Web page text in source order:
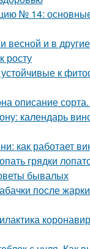
№ 14:
весной и в
росту
к
описание
календарь
как работает
грядки
бывалых
после